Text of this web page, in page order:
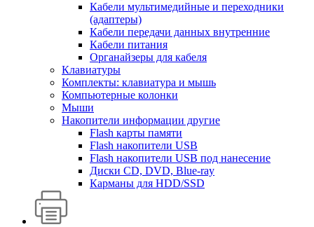
Кабели мультимедийные и переходники
(адаптеры)
Кабели передачи данных внутренние
Кабели питания
Органайзеры для кабеля
Клавиатуры
Комплекты: клавиатура и мышь
Компьютерные колонки
Мыши
Накопители информации другие
Flash карты памяти
Flash накопители USB
Flash накопители USB под нанесение
Диски CD, DVD, Blue-ray
Карманы для HDD/SSD